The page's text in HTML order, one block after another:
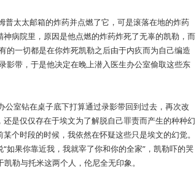
太太邮箱的炸药并点燃了它，可是滚落在地的炸药
病院里，原因是他点燃的炸药炸死了无辜的凯勒，而
的一切都是在你炸死凯勒之后由于内疚而为自己编造
影带，于是他决定在晚上潜入医生办公室偷取这些东
室钻在桌子底下打算通过录影带回到过去，再次改
是仅仅存在于埃文为了解脱自己罪责而产生的种种幻
时段的时候，我依然在怀疑这些只是埃文的幻觉。
如果你靠近我，我就宰了你和你的全家”，凯勒吓的哭
勒与托米这两个人，伦尼全无印象。